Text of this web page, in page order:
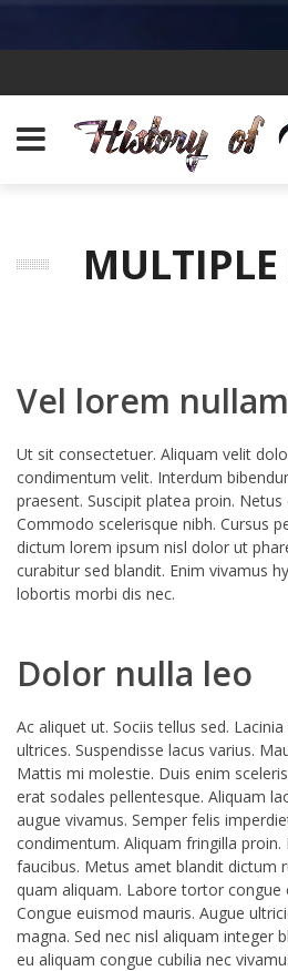
MULTIPLE
Vel lorem nullam
Ut sit consectetuer. Aliquam velit
condimentum velit. Interdum
praesent. Suscipit platea proin.
Commodo scelerisque nibh. Cursus
dictum lorem ipsum nisl dolor ut
curabitur sed blandit. Enim vivamus
lobortis morbi dis nec.
Dolor nulla leo
Ac aliquet ut. Sociis tellus sed.
ultrices. Suspendisse lacus varius.
Mattis mi molestie. Duis enim
erat sodales pellentesque. Aliquam
augue vivamus. Semper felis
condimentum. Aliquam fringilla
faucibus. Metus amet blandit dictum
quam aliquam. Labore tortor
Congue euismod mauris. Augue
magna. Sed nec nisl aliquam integer
eu aliquam congue cubilia nec